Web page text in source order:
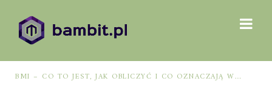
BMI – CO TO JEST, JAK OBLICZYĆ I CO OZNACZAJĄ WYNIKI?